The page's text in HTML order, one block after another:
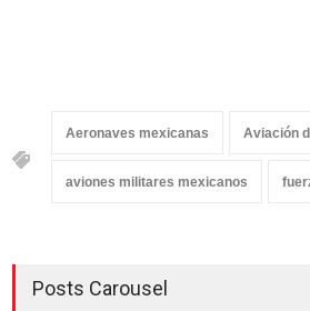
Aeronaves mexicanas Aviación
aviones militares mexicanos
Posts Carousel